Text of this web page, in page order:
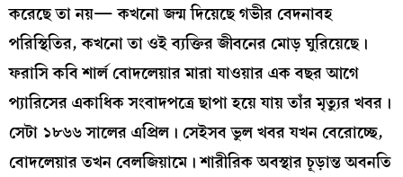
করেছে তা নয়— কখনো জন্ম দিয়েছে গভীর বেদনাবহ
পরিস্থিতির, কখনো তা ওই ব্যক্তির জীবনের মোড় ঘুরিয়েছে।
ফরাসি কবি শার্ল বোদলেয়ার মারা যাওয়ার এক বছর আগে
প্যারিসের একাধিক সংবাদপত্রে ছাপা হয়ে যায় তাঁর মৃত্যুর খবর।
সেটা ১৮৬৬ সালের এপ্রিল। সেইসব ভুল খবর যখন বেরোচ্ছে,
বোদলেয়ার তখন বেলজিয়ামে। শারীরিক অবস্থার চূড়ান্ত অবনতি